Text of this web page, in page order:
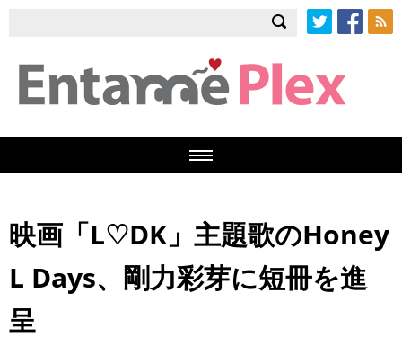
映画「L♡DK」主題歌のHoney
L Days、剛力彩芽に短冊を進
呈